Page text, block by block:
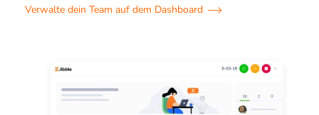
Verwalte dein Team auf dem Dashboard